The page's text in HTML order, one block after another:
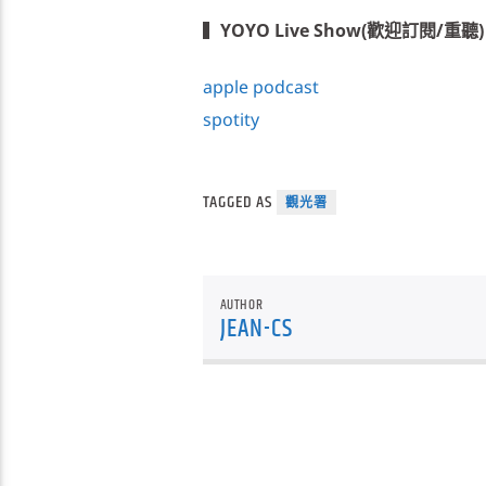
▍ YOYO Live Show(歡迎訂閱/重聽)
apple podcast
spotity
TAGGED AS 觀光署
AUTHOR
JEAN-CS